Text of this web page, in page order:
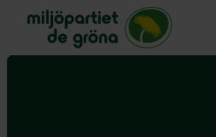
Miljöpartiet de gröna, startsida